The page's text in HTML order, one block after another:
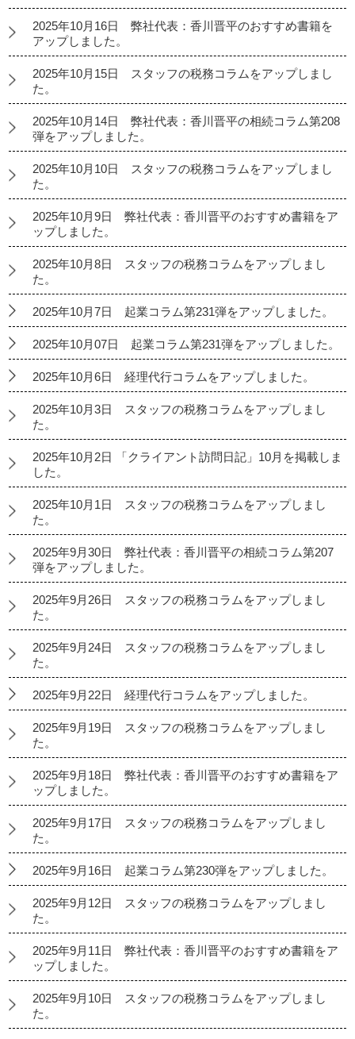
2025年10月16日 弊社代表：香川晋平のおすすめ書籍を
アップしました。
2025年10月15日 スタッフの税務コラムをアップしまし
た。
2025年10月14日 弊社代表：香川晋平の相続コラム第208
弾をアップしました。
2025年10月10日 スタッフの税務コラムをアップしまし
た。
2025年10月9日 弊社代表：香川晋平のおすすめ書籍をア
ップしました。
2025年10月8日 スタッフの税務コラムをアップしまし
た。
2025年10月7日 起業コラム第231弾をアップしました。
2025年10月07日 起業コラム第231弾をアップしました。
2025年10月6日 経理代行コラムをアップしました。
2025年10月3日 スタッフの税務コラムをアップしまし
た。
2025年10月2日 「クライアント訪問日記」10月を掲載しま
した。
2025年10月1日 スタッフの税務コラムをアップしまし
た。
2025年9月30日 弊社代表：香川晋平の相続コラム第207
弾をアップしました。
2025年9月26日 スタッフの税務コラムをアップしまし
た。
2025年9月24日 スタッフの税務コラムをアップしまし
た。
2025年9月22日 経理代行コラムをアップしました。
2025年9月19日 スタッフの税務コラムをアップしまし
た。
2025年9月18日 弊社代表：香川晋平のおすすめ書籍をア
ップしました。
2025年9月17日 スタッフの税務コラムをアップしまし
た。
2025年9月16日 起業コラム第230弾をアップしました。
2025年9月12日 スタッフの税務コラムをアップしまし
た。
2025年9月11日 弊社代表：香川晋平のおすすめ書籍をア
ップしました。
2025年9月10日 スタッフの税務コラムをアップしまし
た。